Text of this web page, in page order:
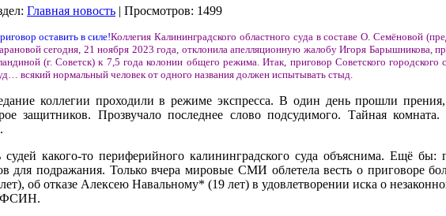
Главная новость | Просмотров: 1499
Коллегия Калининградского областного суда в составе О. Семёновой
сегодня, 21 ноября 2023 года, отклонила апелляционную жалобу Игоря Барышникова,
(г. Советск) к 7,5 года колонии общего режима. Итак, приговор Советского городского
всякий нормальный человек от одного названия должен испытывать стыд.
коллегии проходили в режиме экспресса. В один день прошли
защитников. Прозвучало последнее слово подсудимого. Тайная
судей какого-то периферийного калининградского суда объяснима. Ещё бы:
для подражания. Только вчера мировые СМИ облетела весть о приговоре
об отказе Алексею Навальному* (19 лет) в удовлетворении иска о